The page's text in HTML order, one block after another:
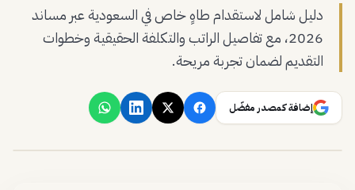
دليل شامل لاستقدام طاهٍ خاص في السعودية عبر مساند
2026، مع تفاصيل الراتب والتكلفة الحقيقية وخطوات
التقديم لضمان تجربة مريحة.
إضافة كمصدر مفضّل